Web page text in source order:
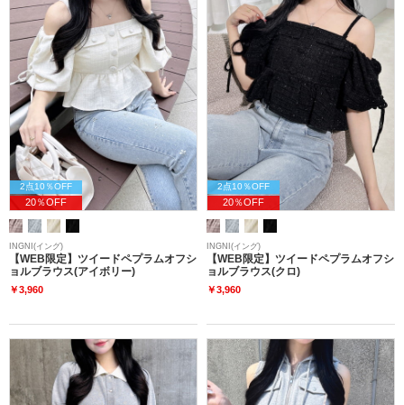
2点10％OFF
20％OFF
INGNI(イング)
【WEB限定】ツイードペプラムオフシ
ョルブラウス(アイボリー)
￥3,960
2点10％OFF
20％OFF
INGNI(イング)
【WEB限定】ツイードペプラムオフシ
ョルブラウス(クロ)
￥3,960